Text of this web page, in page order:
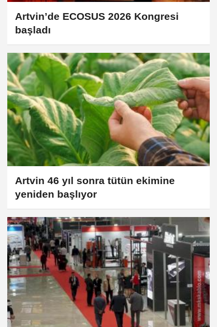
Artvin’de ECOSUS 2026 Kongresi
başladı
Artvin 46 yıl sonra tütün ekimine
yeniden başlıyor